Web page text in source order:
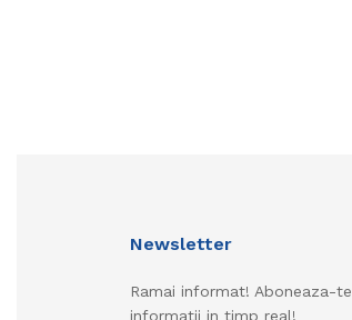
Newsletter
Ramai informat! Aboneaza-
informatii in timp real!